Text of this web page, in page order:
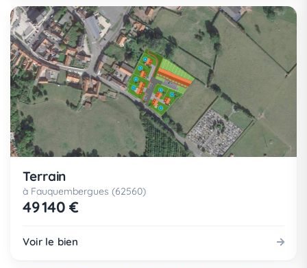
Terrain
à Fauquembergues (62560)
49 140 €
Voir le bien